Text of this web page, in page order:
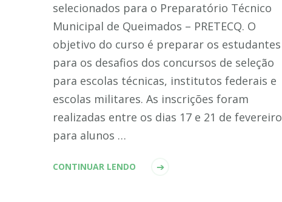
selecionados para o Preparatório Técnico
Municipal de Queimados – PRETECQ. O
objetivo do curso é preparar os estudantes
para os desafios dos concursos de seleção
para escolas técnicas, institutos federais e
escolas militares. As inscrições foram
realizadas entre os dias 17 e 21 de fevereiro
para alunos …
CONTINUAR LENDO